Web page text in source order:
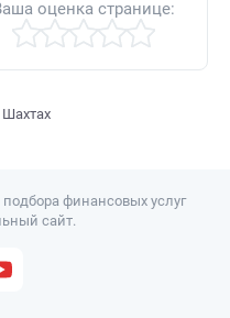
оценка странице:
финансовых услуг
сайт.